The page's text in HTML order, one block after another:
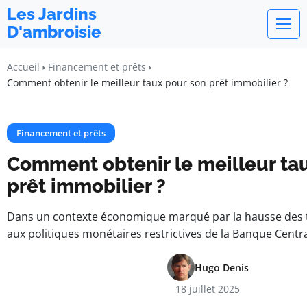
Les Jardins
D'ambroisie
Accueil
Financement et prêts
Comment obtenir le meilleur taux pour son prêt immobilier ?
Financement et prêts
Comment obtenir le meilleur
prêt immobilier ?
Dans un contexte économique marqué par la hausse des
aux politiques monétaires restrictives de la Banque
Hugo Denis
18 juillet 2025